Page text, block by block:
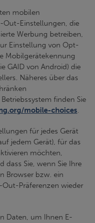
mobilen
Out-Einstellungen, die
Werbung betreiben,
Einstellung von Opt-
Mobilgerätekennung
GAID von Android) die
Näheres über das
finden Sie
mobile-choices.
für jedes Gerät
jedem Gerät), für das
möchten,
Sie, wenn Sie Ihre
Browser bzw. ein
Präferenzen wieder
Daten, um Ihnen E-